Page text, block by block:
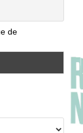
de